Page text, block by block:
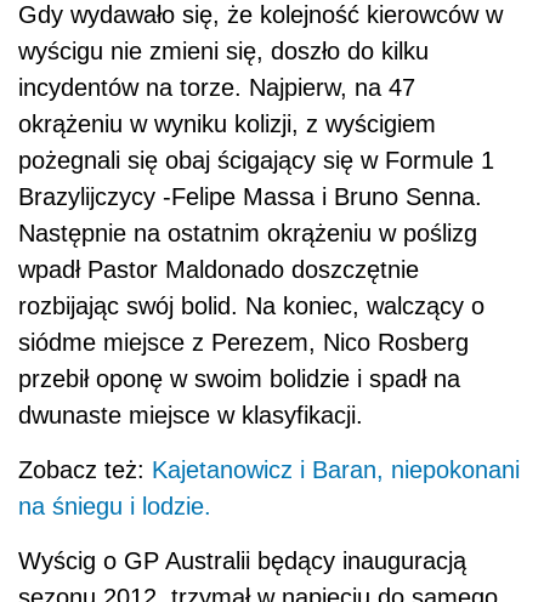
Gdy wydawało się, że kolejność kierowców w
wyścigu nie zmieni się, doszło do kilku
incydentów na torze. Najpierw, na 47
okrążeniu w wyniku kolizji, z wyścigiem
pożegnali się obaj ścigający się w Formule 1
Brazylijczycy -Felipe Massa i Bruno Senna.
Następnie na ostatnim okrążeniu w poślizg
wpadł Pastor Maldonado doszczętnie
rozbijając swój bolid. Na koniec, walczący o
siódme miejsce z Perezem, Nico Rosberg
przebił oponę w swoim bolidzie i spadł na
dwunaste miejsce w klasyfikacji.
Zobacz też: Kajetanowicz i Baran, niepokonani
na śniegu i lodzie.
Wyścig o GP Australii będący inauguracją